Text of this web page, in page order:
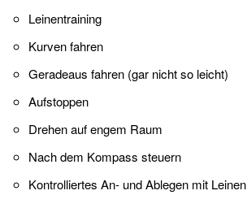
Jollensegeln
Sbf
See
Autodidakten)
SKS
SportKüstenSchiffer
SSS
Praxis
Leinentraining
Kurven fahren
Geradeaus fahren (gar nicht so leicht)
Aufstoppen
Drehen auf engem Raum
Nach dem Kompass steuern
Kontrolliertes An- und Ablegen mit Leinen